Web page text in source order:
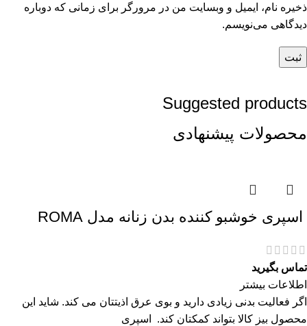
ذخیره نام، ایمیل و وبسایت من در مرورگر برای زمانی که دوباره
دیدگاهی می‌نویسم.
Suggested products
محصولات پیشنهادی
اسپری خوشبو کننده بدن زنانه مدل ROMA
تماس بگیرید
اطلاعات بیشتر
اگر فعالیت بدنی زیادی دارید و بوی عرق اذیتتان می کند. شاید این
محصول بیز کالا بتواند کمکتان کند. اسپری